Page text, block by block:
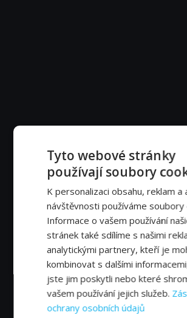
Tyto webové stránky
používají soubory
K personalizaci obsahu, reklam a
návštěvnosti používáme soubory
Informace o vašem používání
stránek také sdílíme s našimi
analytickými partnery, kteří je
kombinovat s dalšími
jste jim poskytli nebo které
vašem používání jejich služeb.
ochrany osobních údajů